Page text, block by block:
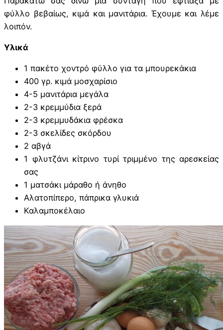
φύλλο βεβαίως, κιμά και μανιτάρια. Έχουμε και λέμε
λοιπόν.
Υλικά
1 πακέτο χοντρό φύλλο για τα μπουρεκάκια
400 γρ. κιμά μοσχαρίσιο
4-5 μανιτάρια μεγάλα
2-3 κρεμμύδια ξερά
2-3 κρεμμυδάκια φρέσκα
2-3 σκελίδες σκόρδου
2 αβγά
1 φλυτζάνι κίτρινο τυρί τριμμένο της αρεσκείας
σας
1 ματσάκι μάραθο ή άνηθο
Αλατοπίπερο, πάπρικα γλυκιά
Καλαμποκέλαιο